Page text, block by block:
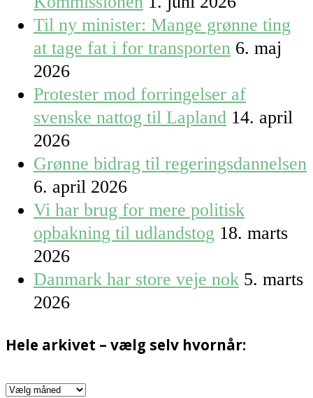
Til ny minister: Mange grønne ting
at tage fat i for transporten 6. maj
2026
Protester mod forringelser af
svenske nattog til Lapland 14. april
2026
Grønne bidrag til regeringsdannelsen
6. april 2026
Vi har brug for mere politisk
opbakning til udlandstog 18. marts
2026
Danmark har store veje nok 5. marts
2026
Hele arkivet – vælg selv hvornår:
Hele